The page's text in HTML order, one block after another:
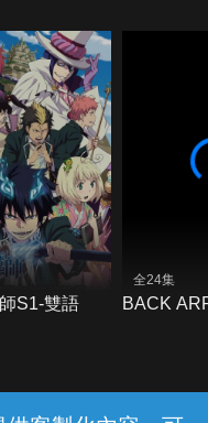
S1-雙語
全24集
BACK